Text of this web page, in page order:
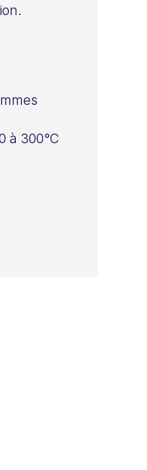
à 300°C